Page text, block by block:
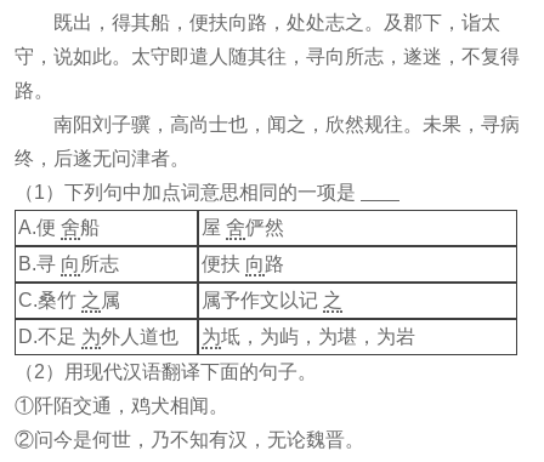
既出，得其船，便扶向路，处处志之。及郡下，诣太
守，说如此。太守即遣人随其往，寻向所志，遂迷，不复得
路。
南阳刘子骥，高尚士也，闻之，欣然规往。未果，寻病
终，后遂无问津者。
（1）下列句中加点词意思相同的一项是
A.便 舍船 屋 舍俨然
B.寻 向 所志 便扶 向路
C.桑竹 之 属 属予作文以记 之
D.不足 为外人道也 为坻，为屿，为堪，为岩
（2）用现代汉语翻译下面的句子。
①阡陌交通，鸡犬相闻。
②问今是何世，乃不知有汉，无论魏晋。